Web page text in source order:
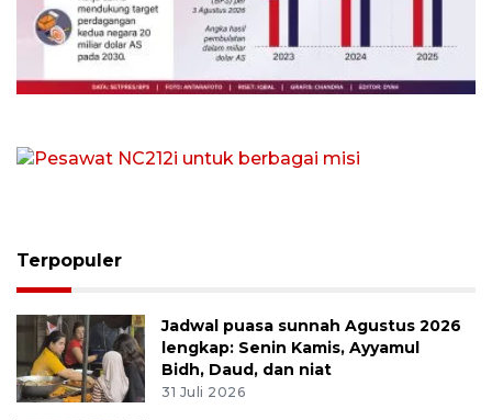
Indonesia-Thailand tingkatkan
ketahanan pangan
4 Agustus 2026
Terpopuler
Jadwal puasa sunnah Agustus 2026
lengkap: Senin Kamis, Ayyamul
Bidh, Daud, dan niat
31 Juli 2026